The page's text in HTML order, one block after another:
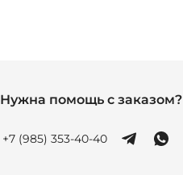
Нужна помощь с заказом?
+7 (985) 353-40-40